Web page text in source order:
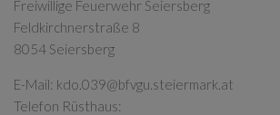
Freiwillige Feuerwehr Seiersberg
Feldkirchnerstraße 8
8054 Seiersberg
E-Mail: kdo.039@bfvgu.steiermark.at
Telefon Rüsthaus: